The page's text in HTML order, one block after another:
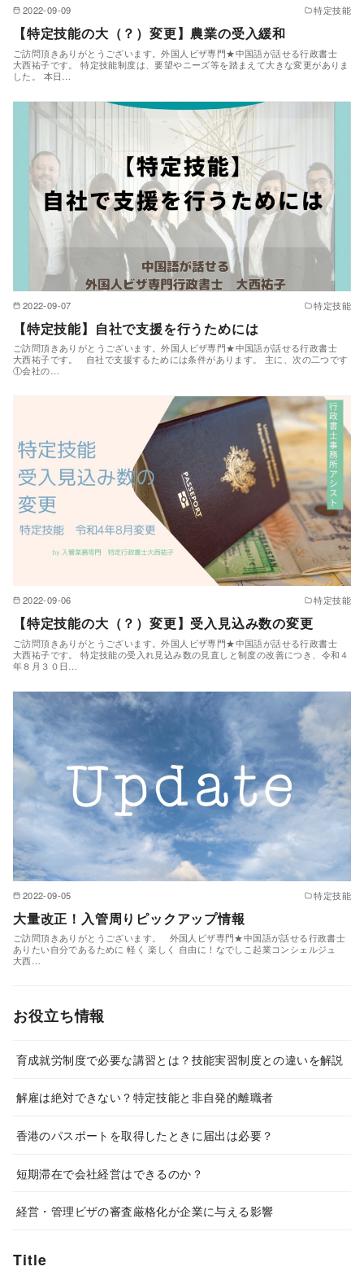
2022-09-09 特定技能
【特定技能の大（？）変更】農業の受入緩和
ご訪問頂きありがとうございます。外国人ビザ専門★中国語が話せる行政書士
大西祐子です。 特定技能制度は、要望やニーズ等を踏まえて大きな変更がありま
した。 本日…
2022-09-07 特定技能
【特定技能】自社で支援を行うためには
ご訪問頂きありがとうございます。外国人ビザ専門★中国語が話せる行政書士
大西祐子です。 自社で支援するためには条件があります。 主に、次の二つです
①会社の…
2022-09-06 特定技能
【特定技能の大（？）変更】受入見込み数の変更
ご訪問頂きありがとうございます。外国人ビザ専門★中国語が話せる行政書士
大西祐子です。 特定技能の受入れ見込み数の見直しと制度の改善につき、令和４
年８月３０日…
2022-09-05 特定技能
大量改正！入管周りピックアップ情報
ご訪問頂きありがとうございます。 外国人ビザ専門★中国語が話せる行政書士
ありたい自分であるために 軽く 楽しく 自由に！なでしこ起業コンシェルジュ
大西…
お役立ち情報
育成就労制度で必要な講習とは？技能実習制度との違いを解説
解雇は絶対できない？特定技能と非自発的離職者
香港のパスポートを取得したときに届出は必要？
短期滞在で会社経営はできるのか？
経営・管理ビザの審査厳格化が企業に与える影響
Title